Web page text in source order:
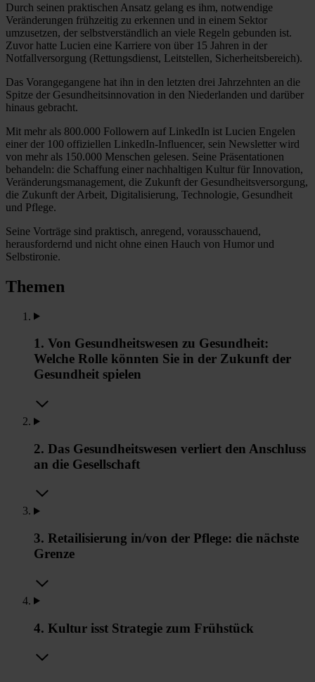
Durch seinen praktischen Ansatz gelang es ihm, notwendige
Veränderungen frühzeitig zu erkennen und in einem Sektor
umzusetzen, der selbstverständlich an viele Regeln gebunden ist.
Zuvor hatte Lucien eine Karriere von über 15 Jahren in der
Notfallversorgung (Rettungsdienst, Leitstellen, Sicherheitsbereich).
Das Vorangegangene hat ihn in den letzten drei Jahrzehnten an die
Spitze der Gesundheitsinnovation in den Niederlanden und darüber
hinaus gebracht.
Mit mehr als 800.000 Followern auf LinkedIn ist Lucien Engelen
einer der 100 offiziellen LinkedIn-Influencer, sein Newsletter wird
von mehr als 150.000 Menschen gelesen. Seine Präsentationen
behandeln: die Schaffung einer nachhaltigen Kultur für Innovation,
Veränderungsmanagement, die Zukunft der Gesundheitsversorgung,
die Zukunft der Arbeit, Digitalisierung, Technologie, Gesundheit
und Pflege.
Seine Vorträge sind praktisch, anregend, vorausschauend,
herausfordernd und nicht ohne einen Hauch von Humor und
Selbstironie.
Themen
1. Von Gesundheitswesen zu Gesundheit:
Welche Rolle könnten Sie in der Zukunft der
Gesundheit spielen
2. Das Gesundheitswesen verliert den Anschluss
an die Gesellschaft
3. Retailisierung in/von der Pflege: die nächste
Grenze
4. Kultur isst Strategie zum Frühstück